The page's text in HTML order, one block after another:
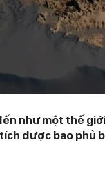
như một thế
được bao phủ